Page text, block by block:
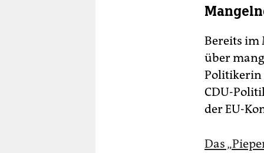
Bereits im
über
Politikerin
CDU-
der EU-
Das